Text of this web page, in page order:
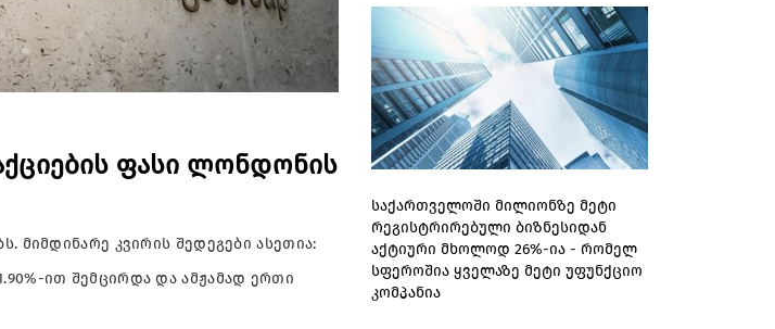
ფასი ლონდონის
მიმდინარე კვირის შედეგები ასეთია:
ით შემცირდა და ამჟამად ერთი
საქართველოში მილიონზე მეტი
რეგისტრირებული ბიზნესიდან
აქტიური მხოლოდ 26%-ია - რომელ
სფეროშია ყველაზე მეტი უფუნქციო
კომპანია